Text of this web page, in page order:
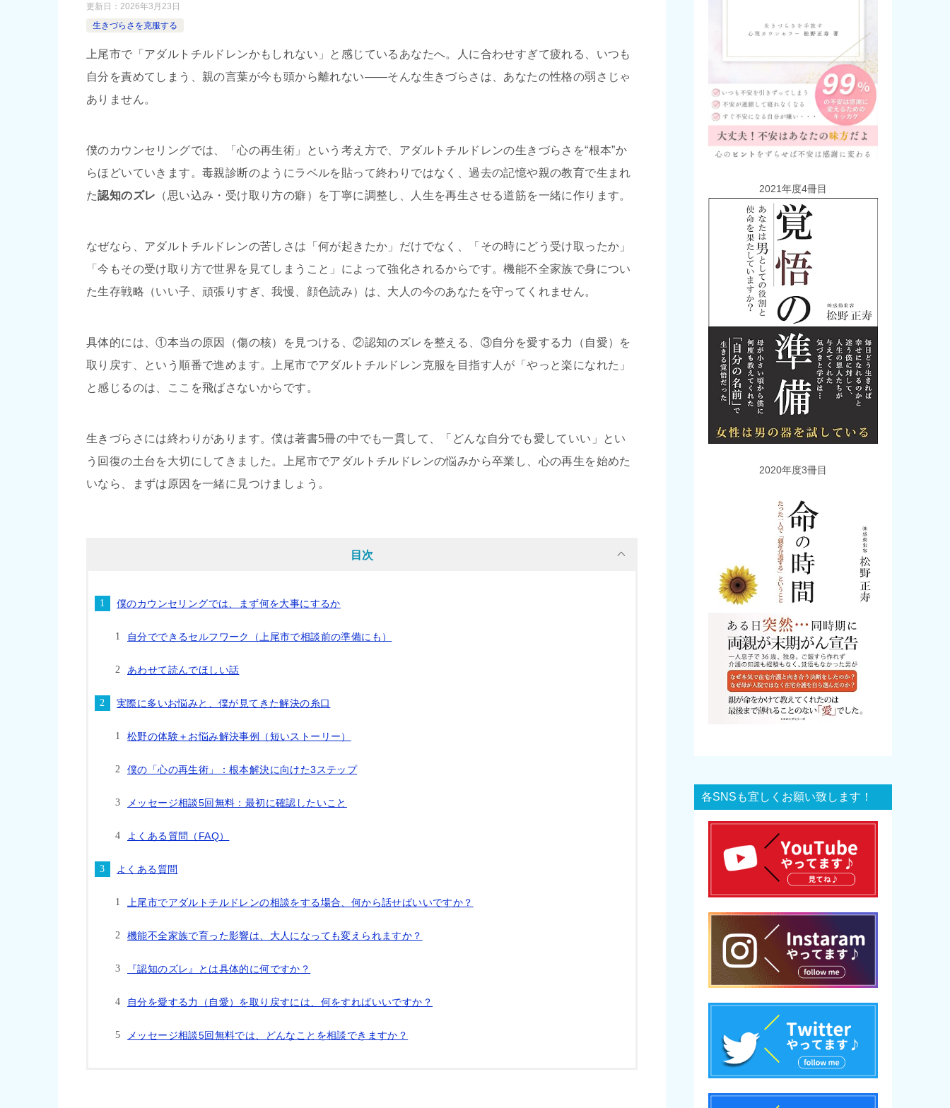
更新日： 2026年3月23日
生きづらさを克服する
上尾市で「アダルトチルドレンかもしれない」と感じているあなたへ。人に合わせすぎて疲れる、いつも
自分を責めてしまう、親の言葉が今も頭から離れない――そんな生きづらさは、あなたの性格の弱さじゃ
ありません。
僕のカウンセリングでは、「心の再生術」という考え方で、アダルトチルドレンの生きづらさを“根本”か
らほどいていきます。毒親診断のようにラベルを貼って終わりではなく、過去の記憶や親の教育で生まれ
た認知のズレ （思い込み・受け取り方の癖）を丁寧に調整し、人生を再生させる道筋を一緒に作ります。
なぜなら、アダルトチルドレンの苦しさは「何が起きたか」だけでなく、「その時にどう受け取ったか」
「今もその受け取り方で世界を見てしまうこと」によって強化されるからです。機能不全家族で身につい
た生存戦略（いい子、頑張りすぎ、我慢、顔色読み）は、大人の今のあなたを守ってくれません。
具体的には、①本当の原因（傷の核）を見つける、②認知のズレを整える、③自分を愛する力（自愛）を
取り戻す、という順番で進めます。上尾市でアダルトチルドレン克服を目指す人が「やっと楽になれた」
と感じるのは、ここを飛ばさないからです。
生きづらさには終わりがあります。僕は著書5冊の中でも一貫して、「どんな自分でも愛していい」とい
う回復の土台を大切にしてきました。上尾市でアダルトチルドレンの悩みから卒業し、心の再生を始めた
いなら、まずは原因を一緒に見つけましょう。
目次
僕のカウンセリングでは、まず何を大事にするか
自分でできるセルフワーク（上尾市で相談前の準備にも）
あわせて読んでほしい話
実際に多いお悩みと、僕が見てきた解決の糸口
松野の体験＋お悩み解決事例（短いストーリー）
僕の「心の再生術」：根本解決に向けた3ステップ
メッセージ相談5回無料：最初に確認したいこと
よくある質問（FAQ）
よくある質問
上尾市でアダルトチルドレンの相談をする場合、何から話せばいいですか？
機能不全家族で育った影響は、大人になっても変えられますか？
『認知のズレ』とは具体的に何ですか？
自分を愛する力（自愛）を取り戻すには、何をすればいいですか？
メッセージ相談5回無料では、どんなことを相談できますか？
2021年度4冊目
2020年度3冊目
各SNSも宜しくお願い致します！